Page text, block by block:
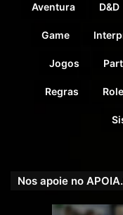
Aventura D&D
Game
Jogos
Regras
Nos apoie no